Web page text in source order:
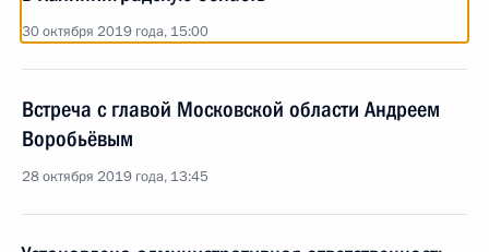
30 октября 2019 года, 15:00
Встреча с главой Московской области Андреем
Воробьёвым
28 октября 2019 года, 13:45